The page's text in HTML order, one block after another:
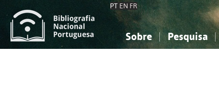
PT EN FR
Sobre Pesquisa